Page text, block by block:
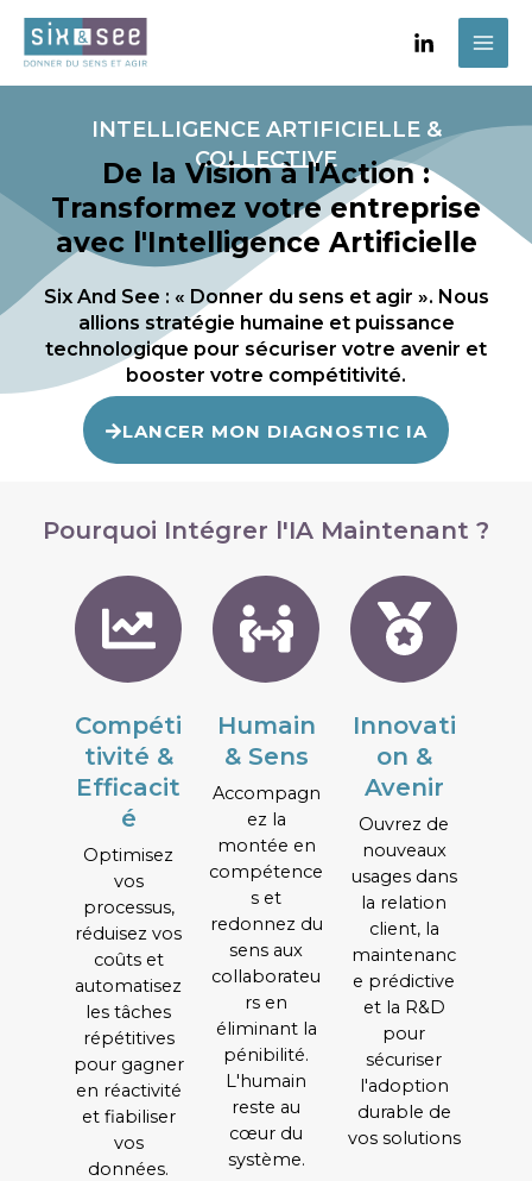
Aller
INTELLIGENCE ARTIFICIELLE &
COLLECTIVE
De la Vision à l'Action :
Transformez votre entreprise
avec l'Intelligence Artificielle
Six And See : « Donner du sens et agir ». Nous
allions stratégie humaine et puissance
technologique pour sécuriser votre avenir et
booster votre compétitivité.​
LANCER MON DIAGNOSTIC IA
Pourquoi Intégrer l'IA Maintenant ?
Compéti
tivité &
Efficacit
é​
Optimisez
vos
processus,
réduisez vos
coûts et
automatisez
les tâches
répétitives
pour gagner
en réactivité
et fiabiliser
vos
données.
Humain
& Sens
Accompagn
ez la
montée en
compétence
s et
redonnez du
sens aux
collaborateu
rs en
éliminant la
pénibilité.
L'humain
reste au
cœur du
système.
Innovati
on &
Avenir
Ouvrez de
nouveaux
usages dans
la relation
client, la
maintenanc
e prédictive
et la R&D
pour
sécuriser
l'adoption
durable de
vos solutions